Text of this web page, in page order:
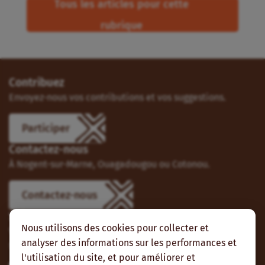
Nous utilisons des cookies pour collecter et
analyser des informations sur les performances et
l'utilisation du site, et pour améliorer et
Tous les articles pour cette
rubrique
Contribuez
Envoyez-nous vos contributions et vos suggestions.
Participer
Contactez-nous
À Nogent-sur-Marne, Ouagadougou ou Cotonou.
Contactez-nous
Suivez-nous
Vous pouvez aussi vous abonner à nos flux RSS et nous
suivre sur les réseaux sociaux.